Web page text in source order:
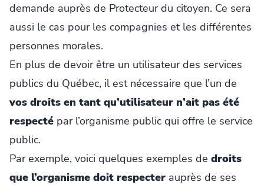
demande auprès de Protecteur du citoyen. Ce sera
aussi le cas pour les compagnies et les différentes
personnes morales.
En plus de devoir être un utilisateur des services
publics du Québec, il est nécessaire que l’un de
vos droits en tant qu’utilisateur n’ait pas été
respecté par l’organisme public qui offre le service
public.
Par exemple, voici quelques exemples de droits
que l’organisme doit respecter auprès de ses